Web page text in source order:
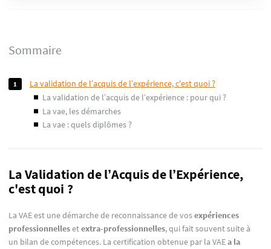
Sommaire
la validation de l’acquis de l’expérience, c'est quoi ?
la validation de l’acquis de l’expérience : pour qui ?
la vae, les démarches
la vae : quels diplômes ?
La Validation de l’Acquis de l’Expérience,
c'est quoi ?
La VAE est une démarche de reconnaissance de vosexpériences
professionnellesetextra-professionnelles,qui fait souvent suite à
un bilan de compétences. La certification obtenue par la VAEa la